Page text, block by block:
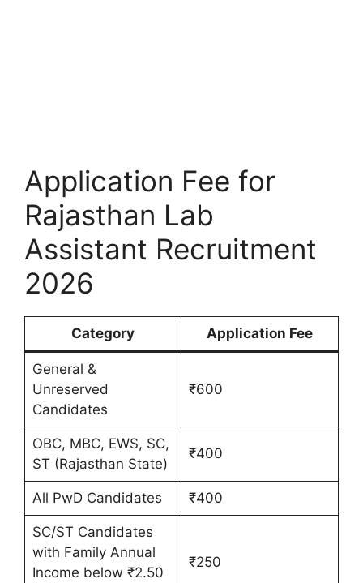
Application Fee for
Rajasthan Lab
Assistant Recruitment
2026
Category Application Fee
General &
Unreserved
Candidates
₹600
OBC, MBC, EWS, SC,
ST (Rajasthan State)
₹400
All PwD Candidates ₹400
SC/ST Candidates
with Family Annual
Income below ₹2.50
₹250